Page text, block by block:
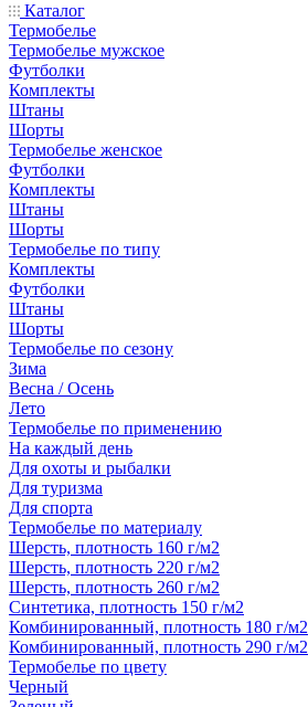
Каталог
Термобелье
Термобелье мужское
Футболки
Комплекты
Штаны
Шорты
Термобелье женское
Футболки
Комплекты
Штаны
Шорты
Термобелье по типу
Комплекты
Футболки
Штаны
Шорты
Термобелье по сезону
Зима
Весна / Осень
Лето
Термобелье по применению
На каждый день
Для охоты и рыбалки
Для туризма
Для спорта
Термобелье по материалу
Шерсть, плотность 160 г/м2
Шерсть, плотность 220 г/м2
Шерсть, плотность 260 г/м2
Синтетика, плотность 150 г/м2
Комбинированный, плотность 180 г/м2
Комбинированный, плотность 290 г/м2
Термобелье по цвету
Черный